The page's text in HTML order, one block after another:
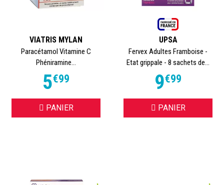
VIATRIS MYLAN
Paracétamol Vitamine C
Phéniramine...
5€99
PANIER
UPSA
Fervex Adultes Framboise -
Etat grippale - 8 sachets de...
9€99
PANIER